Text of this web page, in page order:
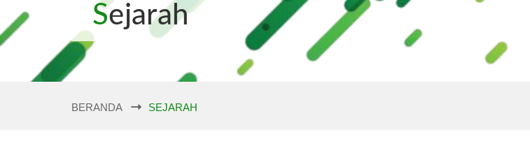
Sejarah
BERANDA SEJARAH